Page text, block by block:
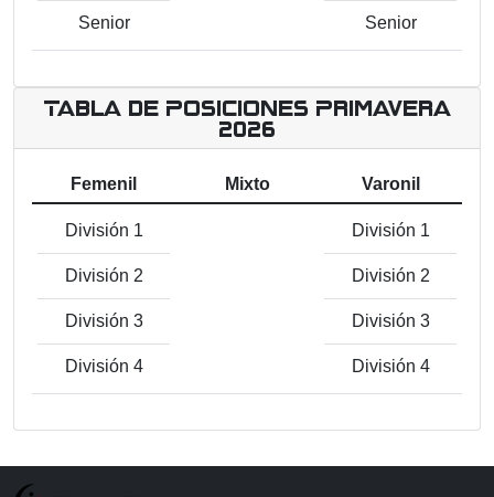
Senior Senior
Tabla de Posiciones Primavera
2026
Femenil Mixto Varonil
División 1
División 2
División 3
División 4
División 1
División 2
División 3
División 4